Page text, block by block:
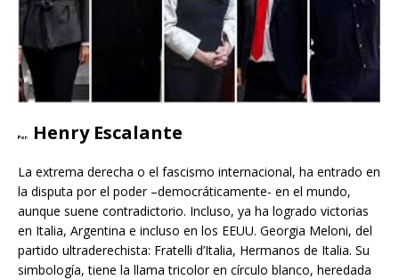
Por: Henry Escalante
La extrema derecha o el fascismo internacional, ha entrado en
la disputa por el poder –democráticamente- en el mundo,
aunque suene contradictorio. Incluso, ya ha logrado victorias
en Italia, Argentina e incluso en los EEUU. Georgia Meloni, del
partido ultraderechista: Fratelli d’Italia, Hermanos de Italia. Su
simbología, tiene la llama tricolor en círculo blanco, heredada